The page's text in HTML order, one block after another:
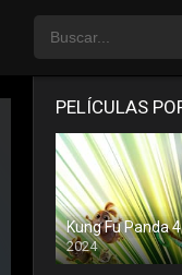
PELÍCULAS
Kung Fu Panda 4
2024